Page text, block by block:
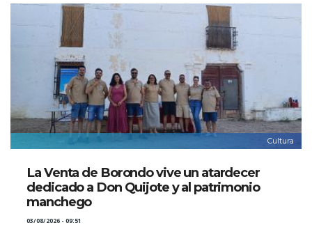
Cultura
La Venta de Borondo vive un atardecer
dedicado a Don Quijote y al patrimonio
manchego
03/08/2026 - 09:51